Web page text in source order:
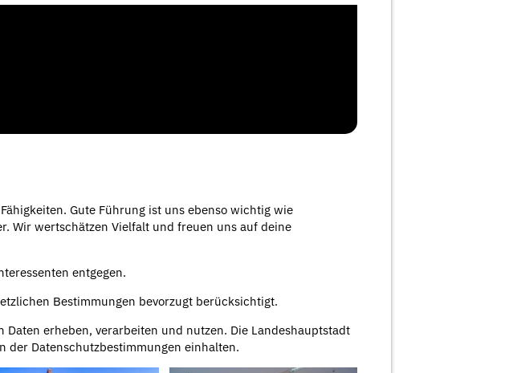
Gute Führung ist uns ebenso wichtig wie
Wir wertschätzen Vielfalt und freuen uns auf deine
entgegen.
Bestimmungen bevorzugt berücksichtigt.
erheben, verarbeiten und nutzen. Die Landeshauptstadt
der Datenschutzbestimmungen einhalten.